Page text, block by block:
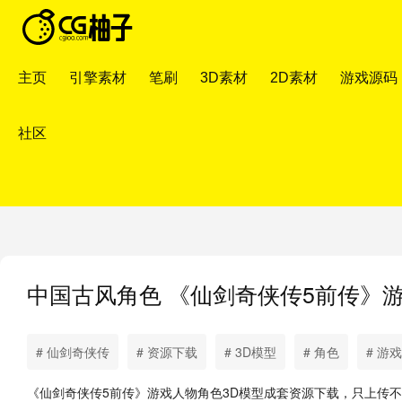
主页 引擎素材 笔刷 3D素材 2D素材 游戏源码
社区
中国古风角色 《仙剑奇侠传5前传》
# 仙剑奇侠传 # 资源下载 # 3D模型 # 角色 # 游戏
《仙剑奇侠传5前传》游戏人物角色3D模型成套资源下载，只上传